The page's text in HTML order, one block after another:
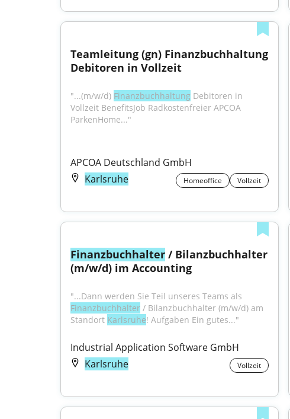
Teamleitung (gn) Finanzbuchhaltung
Debitoren in Vollzeit
"...(m/w/d) Finanzbuchhaltung Debitoren in
Vollzeit BenefitsJob Radkostenfreier APCOA
ParkenHome..."
APCOA Deutschland GmbH
Karlsruhe
Homeoffice Vollzeit
Finanzbuchhalter / Bilanzbuchhalter
(m/w/d) im Accounting
Finanzbuchhalter / Bilanzbuchhalter (m/w/d) am
Standort Karlsruhe! Aufgaben Ein gutes..."
Industrial Application Software GmbH
Karlsruhe
Vollzeit